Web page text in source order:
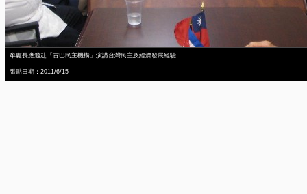
牟處長應邀赴「古巴民主機構」演講台灣民主及經濟發展經驗
張貼日期：2011/6/15